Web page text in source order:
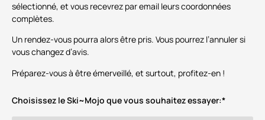
sélectionné, et vous recevrez par email leurs coordonnées
complètes.
Un rendez-vous pourra alors être pris. Vous pourrez l’annuler si
vous changez d’avis.
Préparez-vous à être émerveillé, et surtout, profitez-en !
Choisissez le Ski~Mojo que vous souhaitez essayer:*